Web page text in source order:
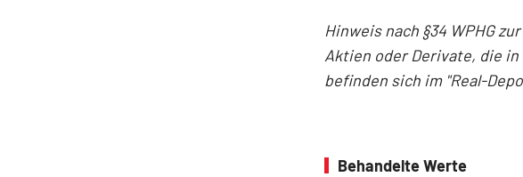
Hinweis nach §34 WPHG
Aktien oder Derivate, die
befinden sich im "Real-
Behandelte Werte